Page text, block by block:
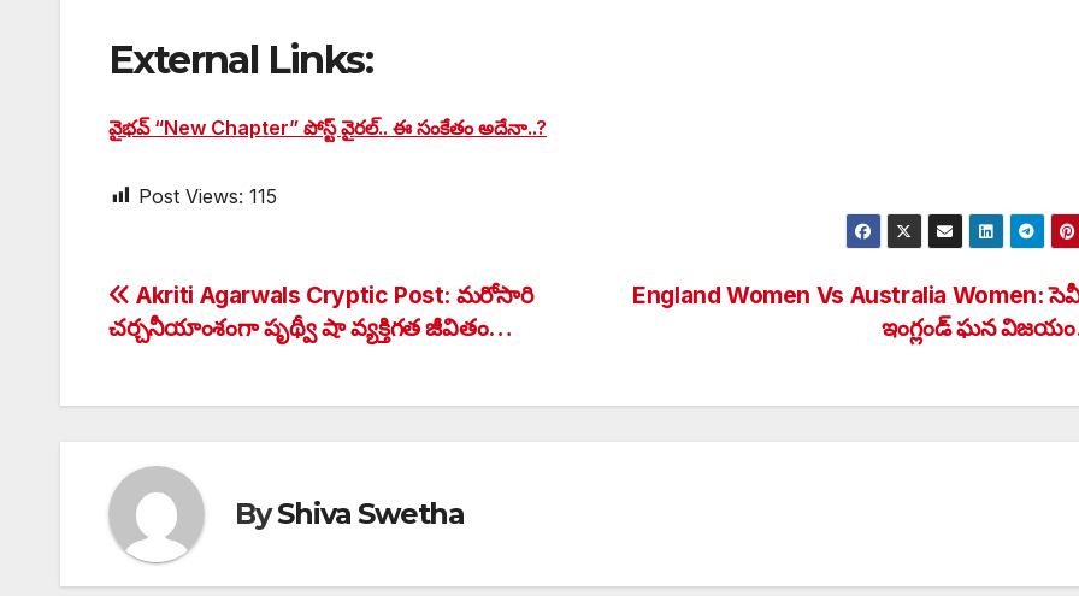
External Links:
వైభవ్ “New Chapter” పోస్ట్ వైరల్.. ఈ సంకేతం అదేనా..?
Post Views: 115
Post
navigation
England Women Vs Australia Women:
ఇంగ్లండ్ ఘన
Akriti Agarwals Cryptic Post: మరోసారి
చర్చనీయాంశంగా పృథ్వీ షా వ్యక్తిగత జీవితం…
ByShiva Swetha